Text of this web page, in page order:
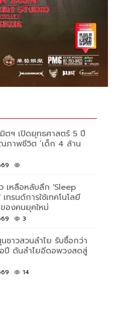
ตฯ เปิดยุทธศาสตร์ 5 ปี
ภาพชีวิต ‘เด็ก 4 ล้าน
เหลือหลับลึก 'Sleep
ทรนด์การใช้เทคโนโลยี
องคนยุคใหม่
3
นชาวสวนลำไย รับซื้อกว่า
ปี ดันลำไยอีดอพวงสดสู่
14